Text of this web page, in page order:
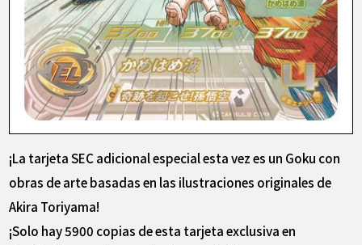
¡La tarjeta SEC adicional especial esta vez es un Goku con
obras de arte basadas en las ilustraciones originales de
Akira Toriyama!
¡Solo hay 5900 copias de esta tarjeta exclusiva en